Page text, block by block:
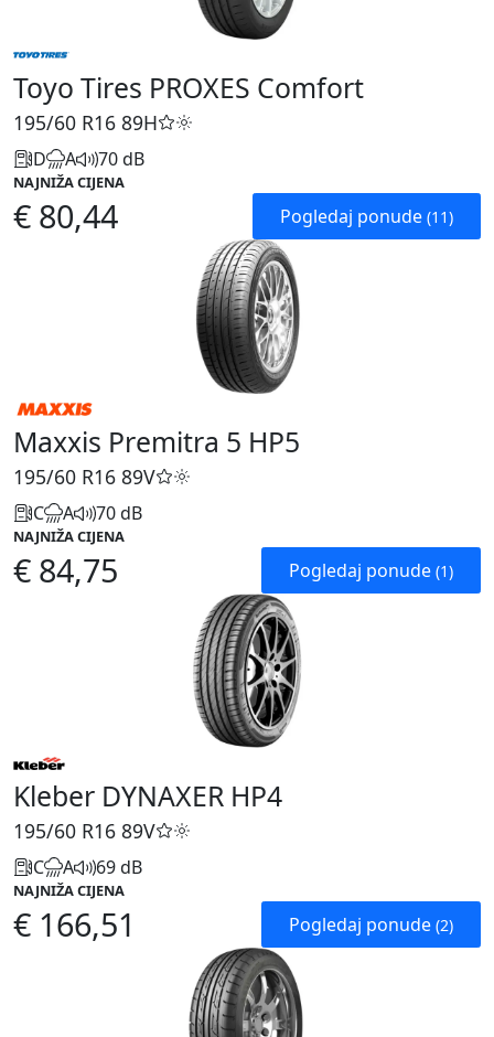
Toyo Tires PROXES Comfort
195/60 R16 89H
D A 70 dB
NAJNIŽA CIJENA
€ 80,44 Pogledaj ponude (11)
Maxxis Premitra 5 HP5
195/60 R16 89V
C A 70 dB
NAJNIŽA CIJENA
€ 84,75 Pogledaj ponude (1)
Kleber DYNAXER HP4
195/60 R16 89V
C A 69 dB
NAJNIŽA CIJENA
€ 166,51 Pogledaj ponude (2)